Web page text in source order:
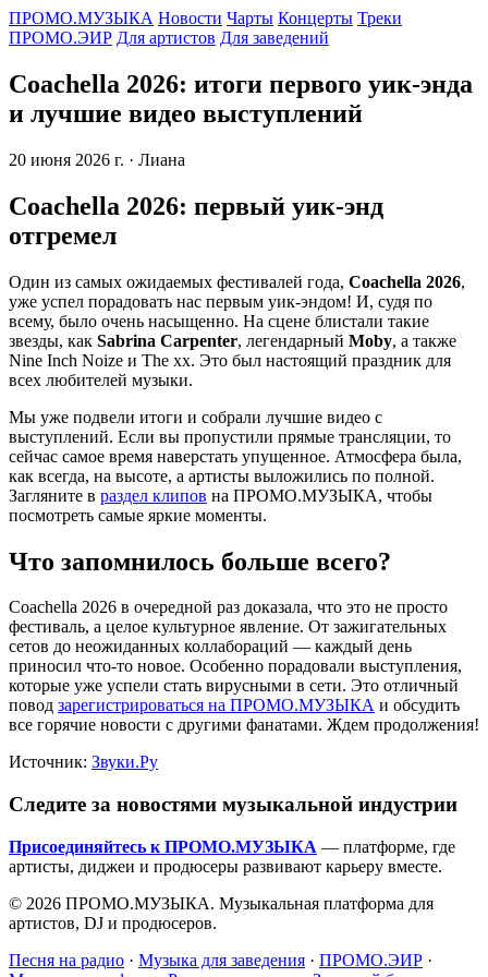
ПРОМО.МУЗЫКА Новости Чарты Концерты Треки
ПРОМО.ЭИР Для артистов Для заведений
Coachella 2026: итоги первого уик-энда
и лучшие видео выступлений
20 июня 2026 г. · Лиана
Coachella 2026: первый уик-энд
отгремел
Один из самых ожидаемых фестивалей года, Coachella 2026,
уже успел порадовать нас первым уик-эндом! И, судя по
всему, было очень насыщенно. На сцене блистали такие
звезды, как Sabrina Carpenter, легендарный Moby, а также
Nine Inch Noize и The xx. Это был настоящий праздник для
всех любителей музыки.
Мы уже подвели итоги и собрали лучшие видео с
выступлений. Если вы пропустили прямые трансляции, то
сейчас самое время наверстать упущенное. Атмосфера была,
как всегда, на высоте, а артисты выложились по полной.
Загляните в раздел клипов на ПРОМО.МУЗЫКА, чтобы
посмотреть самые яркие моменты.
Что запомнилось больше всего?
Coachella 2026 в очередной раз доказала, что это не просто
фестиваль, а целое культурное явление. От зажигательных
сетов до неожиданных коллабораций — каждый день
приносил что-то новое. Особенно порадовали выступления,
которые уже успели стать вирусными в сети. Это отличный
повод зарегистрироваться на ПРОМО.МУЗЫКА и обсудить
все горячие новости с другими фанатами. Ждем продолжения!
Источник: Звуки.Ру
Следите за новостями музыкальной индустрии
Присоединяйтесь к ПРОМО.МУЗЫКА — платформе, где
артисты, диджеи и продюсеры развивают карьеру вместе.
© 2026 ПРОМО.МУЗЫКА. Музыкальная платформа для
артистов, DJ и продюсеров.
Песня на радио · Музыка для заведения · ПРОМО.ЭИР ·